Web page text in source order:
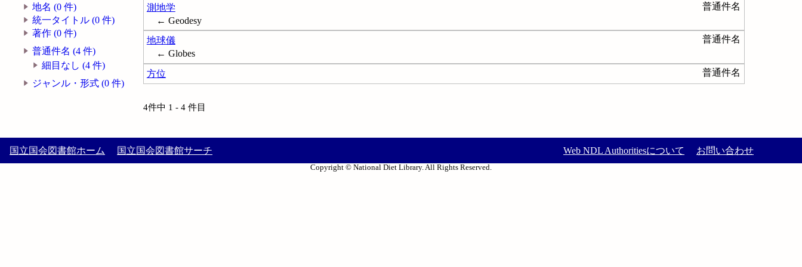
地名 (0 件)
統一タイトル (0 件)
著作 (0 件)
普通件名 (4 件)
細目なし (4 件)
ジャンル・形式 (0 件)
測地学
普通件名
← Geodesy
地球儀
普通件名
← Globes
方位
普通件名
4件中 1 - 4 件目
国立国会図書館ホーム 国立国会図書館サーチ Web NDL Authoritiesについて お問い合わせ
Copyright © National Diet Library. All Rights Reserved.